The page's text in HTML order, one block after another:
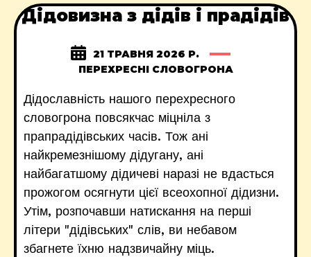
Дідовизна з дідів і прадідів
21 ТРАВНЯ 2026 Р.
ПЕРЕХРЕСНІ СЛОВОГРОНА
Дідославність нашого перехресного
словогрона повсякчас міцніла з
прапрадідівських часів. Тож ані
найкремезнішому дідугану, ані
найбагатшому дідичеві наразі не вдасться
прожогом осягнути цієї всеохопної дідизни.
Утім, розпочавши натискання на перші
літери "дідівських" слів, ви небавом
збагнете їхню надзвичайну міць.